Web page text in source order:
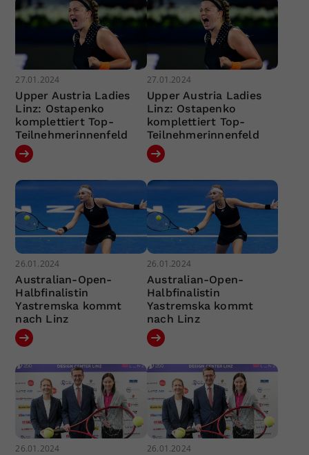
27.01.2024
Upper Austria Ladies
Linz: Ostapenko
komplettiert Top-
Teilnehmerinnenfeld
27.01.2024
Upper Austria Ladies
Linz: Ostapenko
komplettiert Top-
Teilnehmerinnenfeld
26.01.2024
Australian-Open-
Halbfinalistin
Yastremska kommt
nach Linz
26.01.2024
Australian-Open-
Halbfinalistin
Yastremska kommt
nach Linz
26.01.2024 26.01.2024